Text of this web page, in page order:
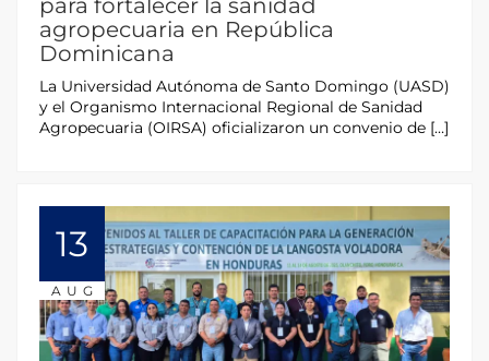
para fortalecer la sanidad
agropecuaria en República
Dominicana
La Universidad Autónoma de Santo Domingo (UASD)
y el Organismo Internacional Regional de Sanidad
Agropecuaria (OIRSA) oficializaron un convenio de […]
13
AUG